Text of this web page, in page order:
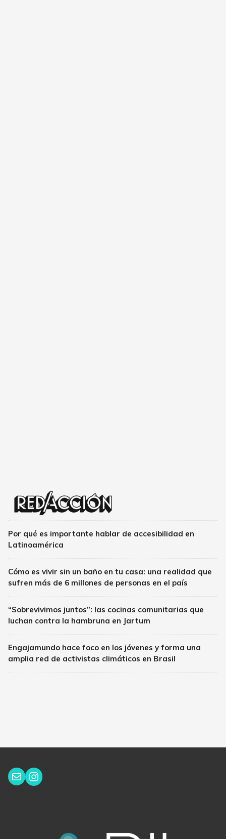
Por qué es importante hablar de accesibilidad en
Latinoamérica
Cómo es vivir sin un baño en tu casa: una realidad que
sufren más de 6 millones de personas en el país
“Sobrevivimos juntos”: las cocinas comunitarias que
luchan contra la hambruna en Jartum
Engajamundo hace foco en los jóvenes y forma una
amplia red de activistas climáticos en Brasil
Correo electrónico
Instagram